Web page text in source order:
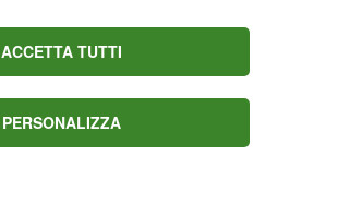
ACCETTA TUTTI
PERSONALIZZA